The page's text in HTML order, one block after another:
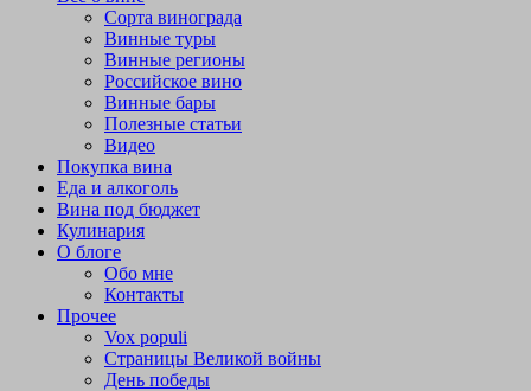
Сорта винограда
Винные туры
Винные регионы
Российское вино
Винные бары
Полезные статьи
Видео
Покупка вина
Еда и алкоголь
Вина под бюджет
Кулинария
О блоге
Обо мне
Контакты
Прочее
Vox populi
Страницы Великой войны
День победы